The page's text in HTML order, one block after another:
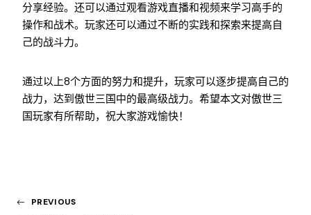
分享经验。还可以通过观看游戏直播和视频来学习高手的
操作和战术。玩家还可以通过不断的实践和探索来提高自
己的战斗力。
通过以上8个方面的努力和提升，玩家可以逐步提高自己的
战力，达到傲世三国中的最高级战力。希望本文对傲世三
国玩家有所帮助，祝大家游戏愉快！
PREVIOUS